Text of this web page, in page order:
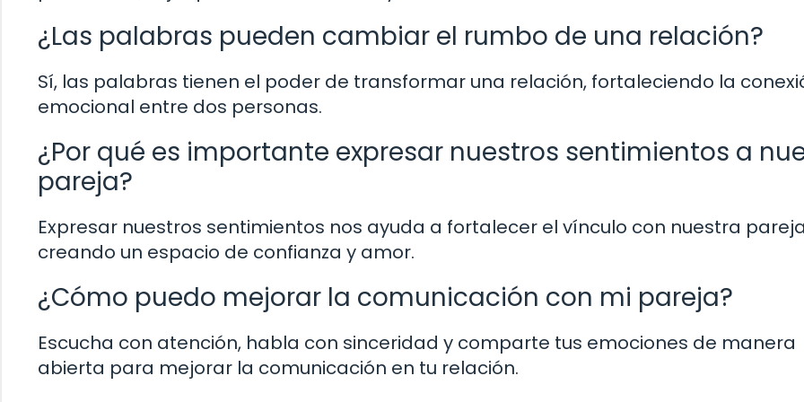
¿Las palabras pueden cambiar el rumbo de una relación?
Sí, las palabras tienen el poder de transformar una relación, fortaleciendo la
emocional entre dos personas.
¿Por qué es importante expresar nuestros sentimientos a
pareja?
Expresar nuestros sentimientos nos ayuda a fortalecer el vínculo con nuestra
creando un espacio de confianza y amor.
¿Cómo puedo mejorar la comunicación con mi pareja?
Escucha con atención, habla con sinceridad y comparte tus emociones de manera
abierta para mejorar la comunicación en tu relación.